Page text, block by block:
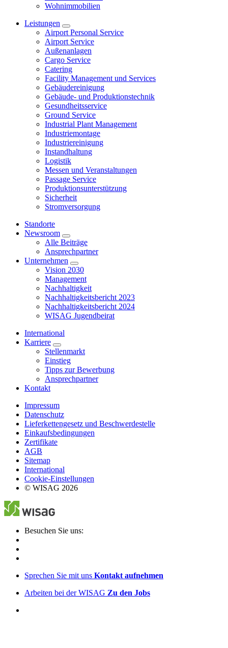
Wohnimmobilien
Leistungen
Airport Personal Service
Airport Service
Außenanlagen
Cargo Service
Catering
Facility Management und Services
Gebäudereinigung
Gebäude- und Produktionstechnik
Gesundheitsservice
Ground Service
Industrial Plant Management
Industriemontage
Industriereinigung
Instandhaltung
Logistik
Messen und Veranstaltungen
Passage Service
Produktionsunterstützung
Sicherheit
Stromversorgung
Standorte
Newsroom
Alle Beiträge
Ansprechpartner
Unternehmen
Vision 2030
Management
Nachhaltigkeit
Nachhaltigkeitsbericht 2023
Nachhaltigkeitsbericht 2024
WISAG Jugendbeirat
International
Karriere
Stellenmarkt
Einstieg
Tipps zur Bewerbung
Ansprechpartner
Kontakt
Impressum
Datenschutz
Lieferkettengesetz und Beschwerdestelle
Einkaufsbedingungen
Zertifikate
AGB
Sitemap
International
Cookie-Einstellungen
© WISAG 2026
Besuchen Sie uns:
Sprechen Sie mit uns Kontakt aufnehmen
Arbeiten bei der WISAG Zu den Jobs